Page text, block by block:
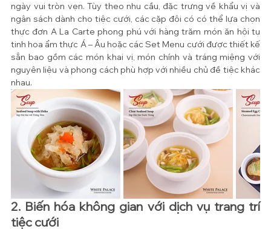
ngày vui tròn vẹn. Tùy theo nhu cầu, đặc trưng về khẩu vị và
ngân sách dành cho tiệc cưới, các cặp đôi có có thể lựa chọn
thực đơn A La Carte phong phú với hàng trăm món ăn hội tụ
tinh hoa ẩm thực Á – Âu hoặc các Set Menu cưới được thiết kế
sẵn bao gồm các món khai vị, món chính và tráng miệng với
nguyên liệu và phong cách phù hợp với nhiều chủ đề tiệc khác
nhau.
2. Biến hóa không gian với dịch vụ trang trí
tiệc cưới